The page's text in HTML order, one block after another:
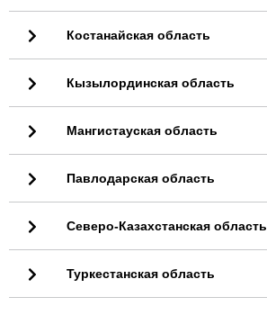
Костанайская область
Кызылординская область
Мангистауская область
Павлодарская область
Северо-Казахстанская область
Туркестанская область